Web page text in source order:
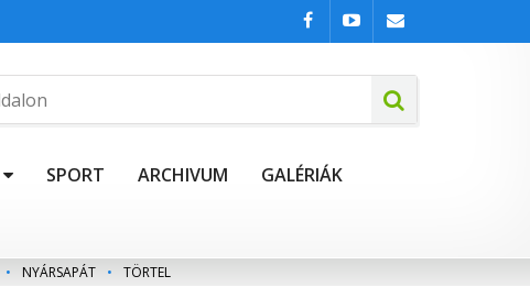
SPORT ARCHIVUM GALÉRIÁK
• NYÁRSAPÁT • TÖRTEL